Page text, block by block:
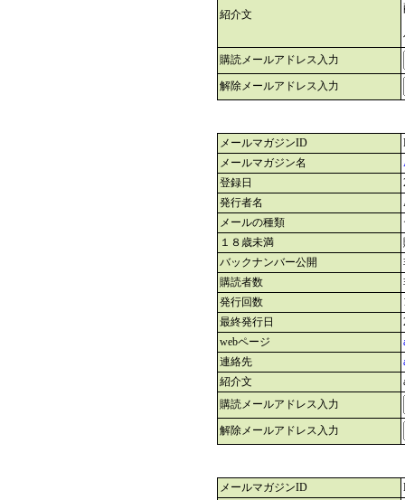
紹介文
購読メールアドレス入力
解除メールアドレス入力
メールマガジンID
メールマガジン名
登録日
発行者名
メールの種類
１８歳未満
バックナンバー公開
購読者数
発行回数
最終発行日
webページ
連絡先
紹介文
購読メールアドレス入力
解除メールアドレス入力
メールマガジンID